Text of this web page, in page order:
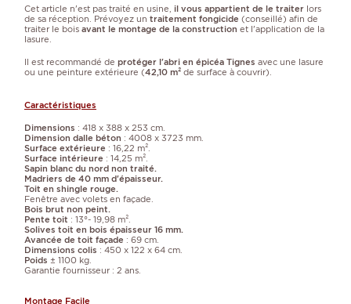
Cet article n'est pas traité en usine, il vous appartient de le traiter lors
de sa réception. Prévoyez un traitement fongicide (conseillé) afin de
traiter le bois avant le montage de la construction et l'application de la
lasure.
Il est recommandé de protéger l'abri en épicéa Tignes avec une lasure
ou une peinture extérieure (42,10 m² de surface à couvrir).
Caractéristiques
Dimensions : 418 x 388 x 253 cm.
Dimension dalle béton : 4008 x 3723 mm.
Surface extérieure : 16,22 m².
Surface intérieure : 14,25 m².
Sapin blanc du nord non traité.
Madriers de 40 mm d'épaisseur.
Toit en shingle rouge.
Fenêtre avec volets en façade.
Bois brut non peint.
Pente toit : 13°- 19,98 m².
Solives toit en bois épaisseur 16 mm.
Avancée de toit façade : 69 cm.
Dimensions colis : 450 x 122 x 64 cm.
Poids ± 1100 kg.
Garantie fournisseur : 2 ans.
Montage Facile